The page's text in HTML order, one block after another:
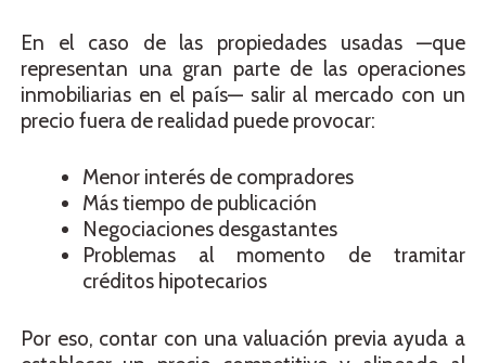
En el caso de las propiedades usadas —que
representan una gran parte de las operaciones
inmobiliarias en el país— salir al mercado con un
precio fuera de realidad puede provocar:
Menor interés de compradores
Más tiempo de publicación
Negociaciones desgastantes
Problemas al momento de tramitar
créditos hipotecarios
Por eso, contar con una valuación previa ayuda a